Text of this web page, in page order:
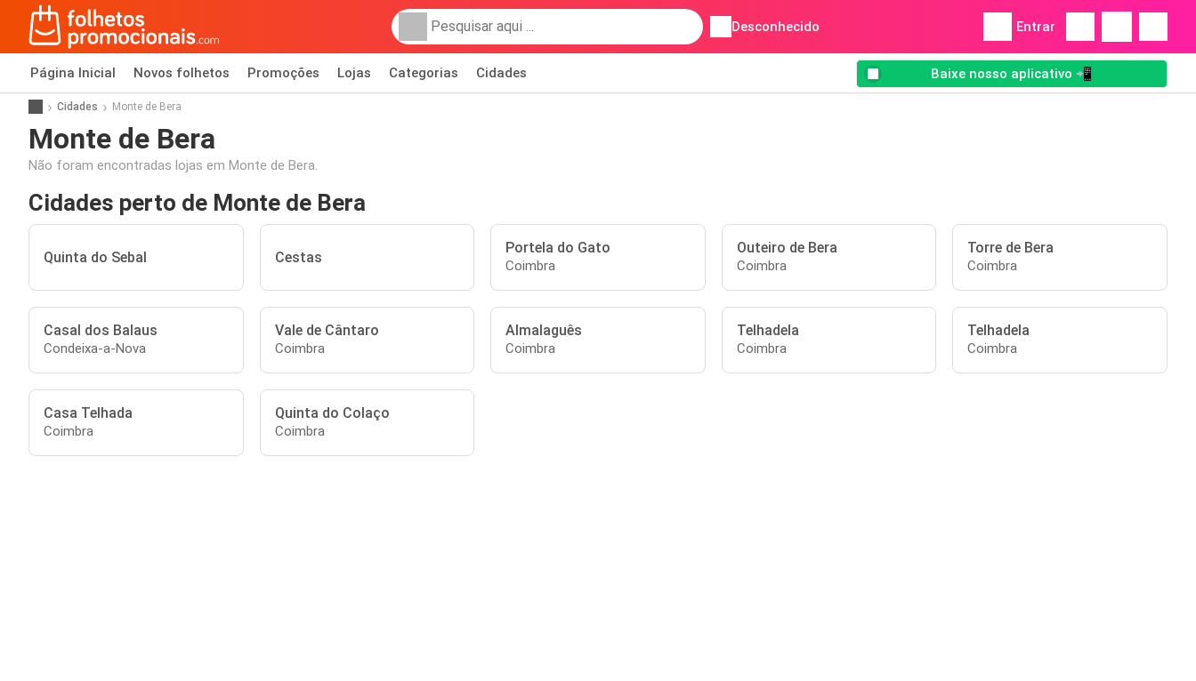
Desconhecido Entrar
Página Inicial Novos folhetos Promoções Lojas Categorias Cidades Baixe nosso aplicativo 📲
Cidades Monte de Bera
Monte de Bera
Não foram encontradas lojas em Monte de Bera.
Cidades perto de Monte de Bera
Quinta do Sebal Cestas
Portela do Gato
Coimbra
Outeiro de Bera
Coimbra
Torre de Bera
Coimbra
Casal dos Balaus
Condeixa-a-Nova
Vale de Cântaro
Coimbra
Almalaguês
Coimbra
Telhadela
Coimbra
Telhadela
Coimbra
Casa Telhada
Coimbra
Quinta do Colaço
Coimbra